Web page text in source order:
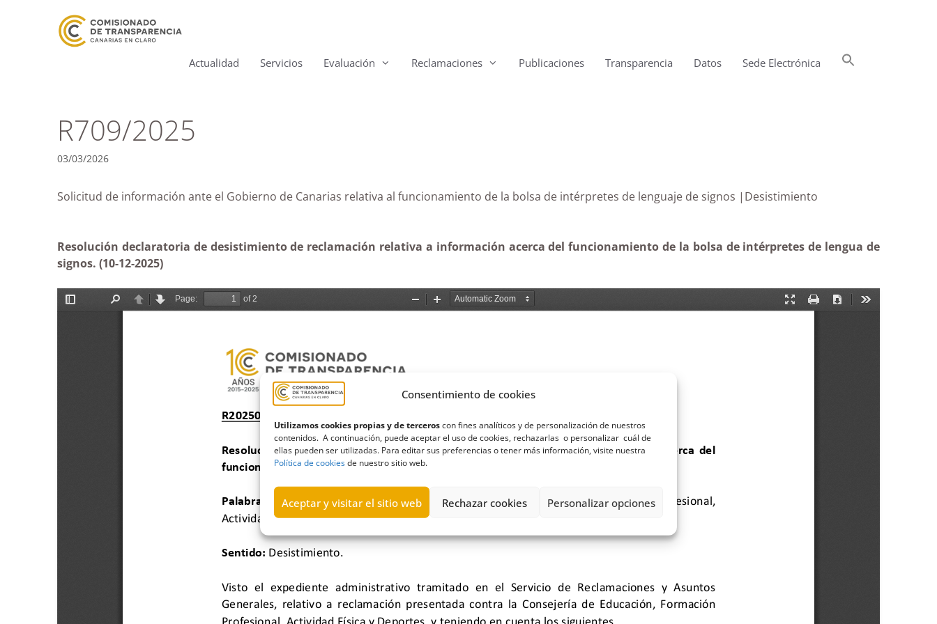
Consentimiento de cookies
Utilizamos cookies propias y de terceroscon fines analíticos y de personalización de nuestros
contenidos. A continuación, puede aceptar el uso de cookies, rechazarlas o personalizar cuál de
ellas pueden ser utilizadas. Para editar sus preferencias o tener más información, visite nuestra
Política de cookiesde nuestro sitio web.
Aceptar y visitar el sitio web Rechazar cookies Personalizar opciones
Actualidad Servicios Evaluación Reclamaciones Publicaciones Transparencia Datos Sede Electrónica
R709/2025
03/03/2026
Solicitud de información ante el Gobierno de Canarias relativa al funcionamiento de la bolsa de intérpretes de lenguaje de signos |Desistimiento
Resolución declaratoria de desistimiento de reclamación relativa a información acerca del funcionamiento de la bolsa de intérpretes de lengua de
signos. (10-12-2025)